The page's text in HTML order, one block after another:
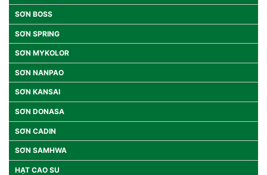
SƠN BOSS
SƠN SPRING
SƠN MYKOLOR
SƠN NANPAO
SƠN KANSAI
SƠN DONASA
SƠN CADIN
SƠN SAMHWA
HẠT CAO SU